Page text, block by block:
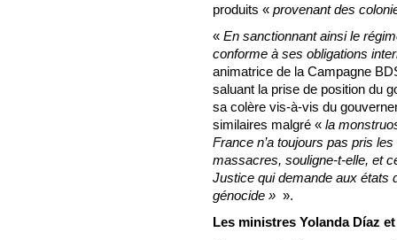
produits « provenant des
« En sanctionnant ainsi le
conforme à ses obligations
animatrice de la Campagne
saluant la prise de position du
sa colère vis-à-vis du
similaires malgré « la
France n’a toujours pas pris
massacres, souligne-t-elle, et
Justice qui demande aux états
génocide » ».
Les ministres Yolanda Díaz